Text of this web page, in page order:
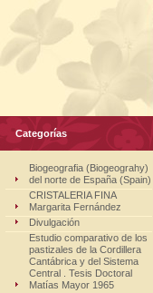
Categorías
Biogeografia (Biogeograhy)
del norte de España (Spain)
CRISTALERIA FINA
Margarita Fernández
Divulgación
Estudio comparativo de los
pastizales de la Cordillera
Cantábrica y del Sistema
Central . Tesis Doctoral
Matías Mayor 1965